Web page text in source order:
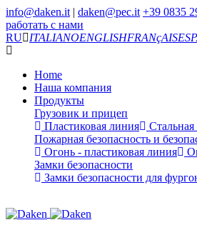
info@daken.it | daken@pec.it +39 0835
работать с нами
RU
ITALIANOENGLISHFRANçAIS
Home
Наша компания
Продукты
Грузовик и прицеп
Пластиковая линия
Пожарная безопасность и
Огонь - пластиковая линия
Замки безопасности
Замки безопасности для